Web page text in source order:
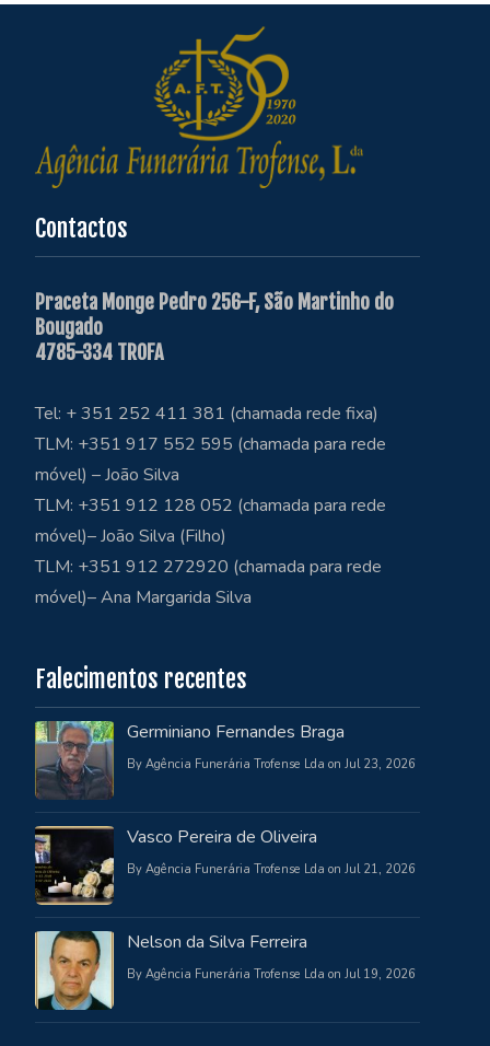
Contactos
Praceta Monge Pedro 256-F, São Martinho do
Bougado
4785-334 TROFA
Tel: + 351 252 411 381 (chamada rede fixa)
TLM: +351 917 552 595 (chamada para rede
móvel) – João Silva
TLM: +351 912 128 052 (chamada para rede
móvel)– João Silva (Filho)
TLM: +351 912 272920 (chamada para rede
móvel)– Ana Margarida Silva
Falecimentos recentes
Germiniano Fernandes Braga
By Agência Funerária Trofense Lda on Jul 23, 2026
Vasco Pereira de Oliveira
By Agência Funerária Trofense Lda on Jul 21, 2026
Nelson da Silva Ferreira
By Agência Funerária Trofense Lda on Jul 19, 2026